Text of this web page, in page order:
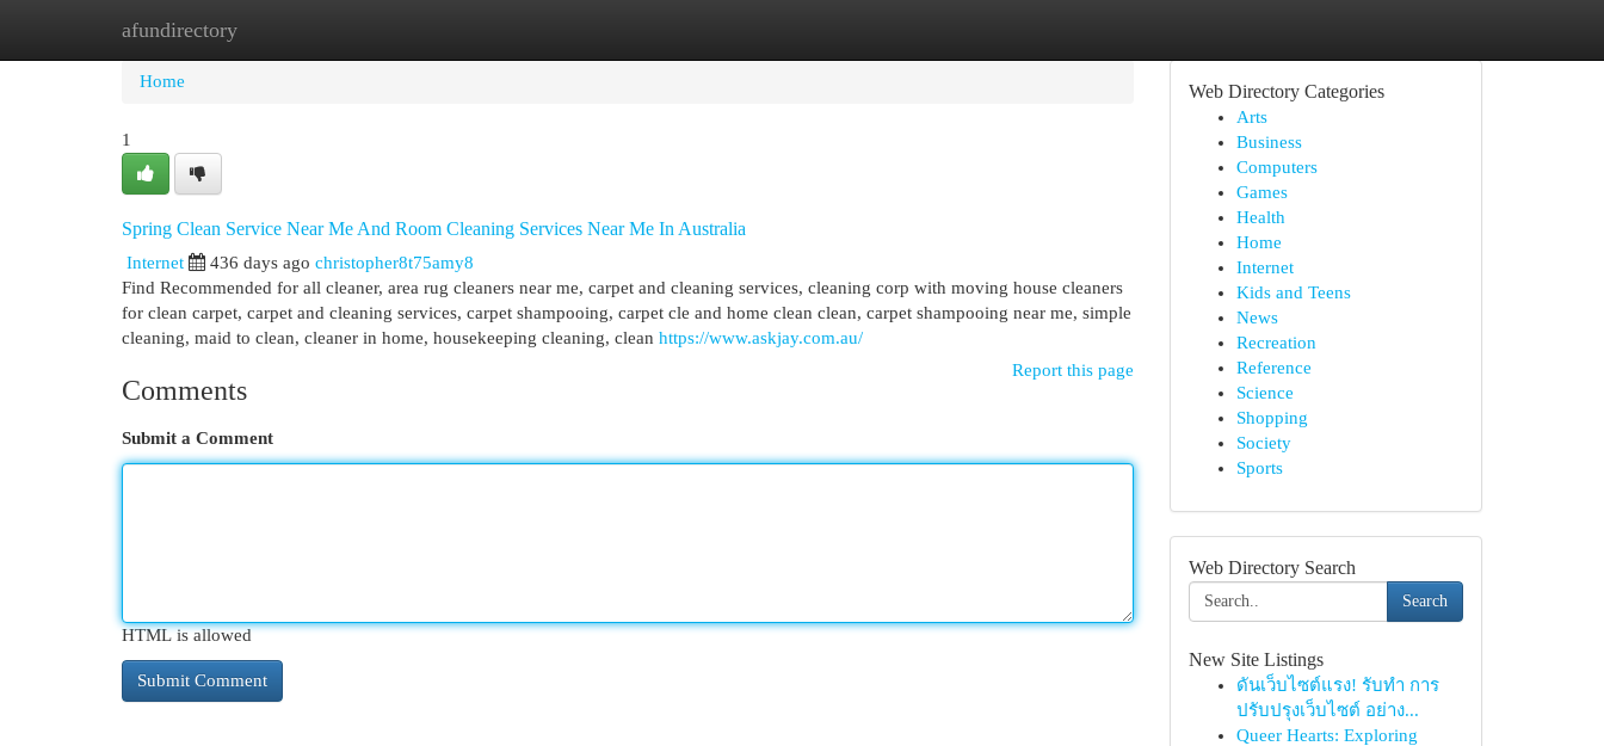
afundirectory
Home
Home
1
Spring Clean Service Near Me And Room Cleaning Services Near Me In Australia
Internet 436 days ago christopher8t75amy8
Find Recommended for all cleaner, area rug cleaners near me, carpet and cleaning services, cleaning corp with moving house cleaners
for clean carpet, carpet and cleaning services, carpet shampooing, carpet cle and home clean clean, carpet shampooing near me, simple
cleaning, maid to clean, cleaner in home, housekeeping cleaning, clean https://www.askjay.com.au/
Report this page
Comments
Submit a Comment
HTML is allowed
Web Directory Categories
Arts
Business
Computers
Games
Health
Home
Internet
Kids and Teens
News
Recreation
Reference
Science
Shopping
Society
Sports
Web Directory Search
Search
New Site Listings
ดันเว็บไซต์แรง! รับทำ การ
ปรับปรุงเว็บไซต์ อย่าง...
Queer Hearts: Exploring